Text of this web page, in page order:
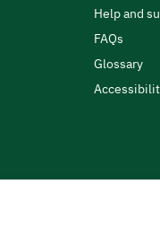
Help and
FAQs
Glossary